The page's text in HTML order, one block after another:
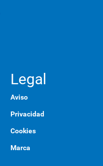
Legal
Aviso
Privacidad
Cookies
Marca